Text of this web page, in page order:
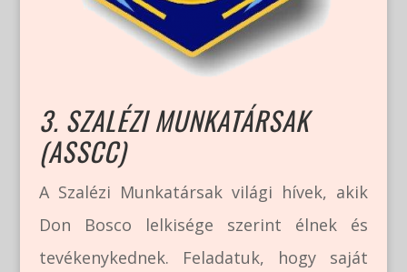
3. SZALÉZI MUNKATÁRSAK
(ASSCC)
A Szalézi Munkatársak világi hívek, akik
Don Bosco lelkisége szerint élnek és
tevékenykednek. Feladatuk, hogy saját